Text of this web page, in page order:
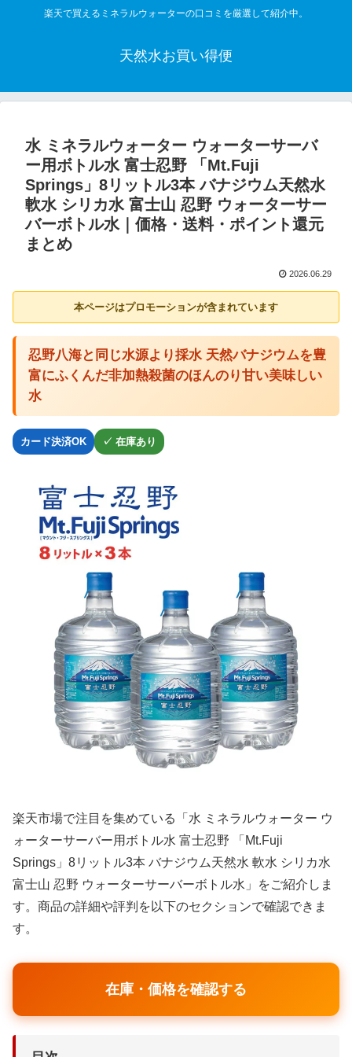
楽天で買えるミネラルウォーターの口コミを厳選して紹介中。
天然水お買い得便
水 ミネラルウォーター ウォーターサーバ
ー用ボトル水 富士忍野 「Mt.Fuji
Springs」8リットル3本 バナジウム天然水
軟水 シリカ水 富士山 忍野 ウォーターサー
バーボトル水｜価格・送料・ポイント還元
まとめ
2026.06.29
本ページはプロモーションが含まれています
忍野八海と同じ水源より採水 天然バナジウムを豊
富にふくんだ非加熱殺菌のほんのり甘い美味しい
水
カード決済OK ✓ 在庫あり
楽天市場で注目を集めている「水 ミネラルウォーター ウ
ォーターサーバー用ボトル水 富士忍野 「Mt.Fuji
Springs」8リットル3本 バナジウム天然水 軟水 シリカ水
富士山 忍野 ウォーターサーバーボトル水」をご紹介しま
す。商品の詳細や評判を以下のセクションで確認できま
す。
在庫・価格を確認する